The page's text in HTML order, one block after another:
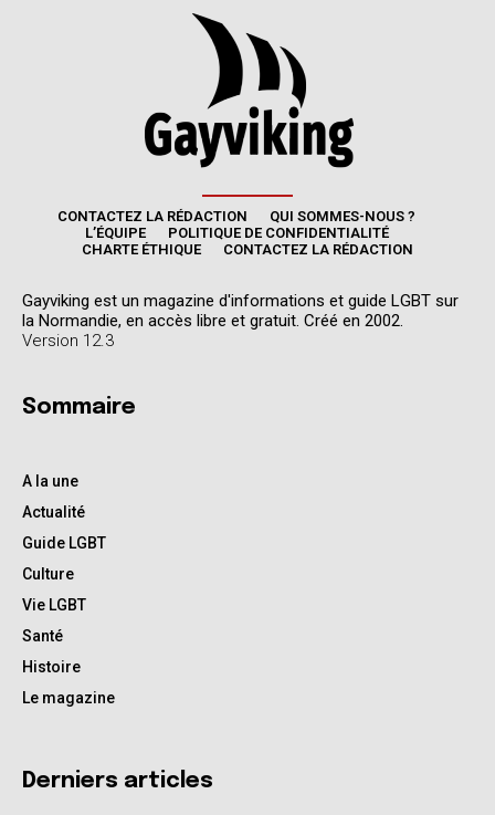
CONTACTEZ LA RÉDACTION
QUI SOMMES-NOUS ?
L’ÉQUIPE
POLITIQUE DE CONFIDENTIALITÉ
CHARTE ÉTHIQUE
CONTACTEZ LA RÉDACTION
Gayviking est un magazine d'informations et guide LGBT sur
la Normandie, en accès libre et gratuit. Créé en 2002.
Version 12.3
Sommaire
A la une
Actualité
Guide LGBT
Culture
Vie LGBT
Santé
Histoire
Le magazine
Derniers articles